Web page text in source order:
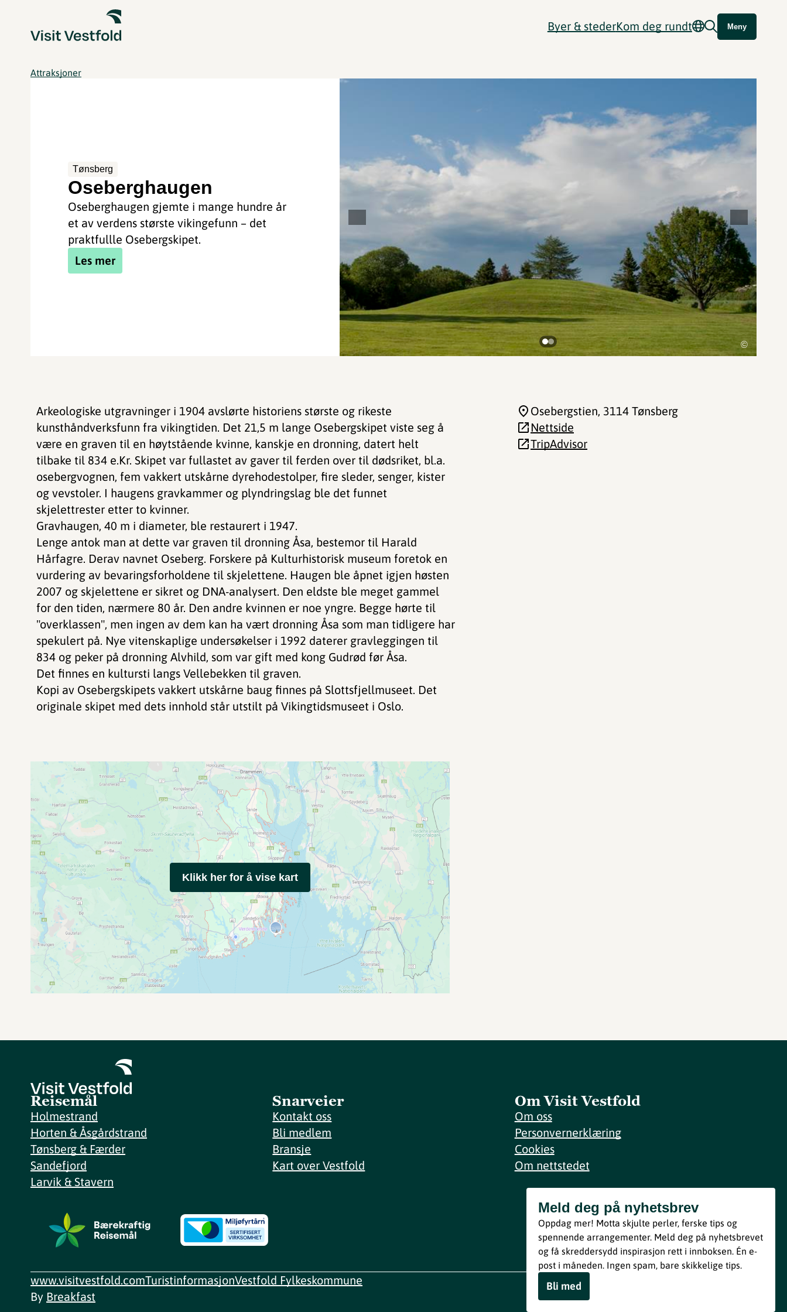
Byer & stederKom deg rundt Meny
Attraksjoner
Tønsberg
Oseberghaugen
Oseberghaugen gjemte i mange hundre år
et av verdens største vikingefunn – det
praktfullle Osebergskipet.
Les mer
©
Arkeologiske utgravninger i 1904 avslørte historiens største og rikeste
kunsthåndverksfunn fra vikingtiden. Det 21,5 m lange Osebergskipet viste seg å
være en graven til en høytstående kvinne, kanskje en dronning, datert helt
tilbake til 834 e.Kr. Skipet var fullastet av gaver til ferden over til dødsriket, bl.a.
osebergvognen, fem vakkert utskårne dyrehodestolper, fire sleder, senger, kister
og vevstoler. I haugens gravkammer og plyndringslag ble det funnet
skjelettrester etter to kvinner.
Gravhaugen, 40 m i diameter, ble restaurert i 1947.
Lenge antok man at dette var graven til dronning Åsa, bestemor til Harald
Hårfagre. Derav navnet Oseberg. Forskere på Kulturhistorisk museum foretok en
vurdering av bevaringsforholdene til skjelettene. Haugen ble åpnet igjen høsten
2007 og skjelettene er sikret og DNA-analysert. Den eldste ble meget gammel
for den tiden, nærmere 80 år. Den andre kvinnen er noe yngre. Begge hørte til
"overklassen", men ingen av dem kan ha vært dronning Åsa som man tidligere har
spekulert på. Nye vitenskaplige undersøkelser i 1992 daterer gravleggingen til
834 og peker på dronning Alvhild, som var gift med kong Gudrød før Åsa.
Det finnes en kultursti langs Vellebekken til graven.
Kopi av Osebergskipets vakkert utskårne baug finnes på Slottsfjellmuseet. Det
originale skipet med dets innhold står utstilt på Vikingtidsmuseet i Oslo.
Osebergstien, 3114 Tønsberg
Nettside
TripAdvisor
Klikk her for å vise kart
Reisemål
Holmestrand
Horten & Åsgårdstrand
Tønsberg & Færder
Sandefjord
Larvik & Stavern
Snarveier
Kontakt oss
Bli medlem
Bransje
Kart over Vestfold
Om Visit Vestfold
Om oss
Personvernerklæring
Cookies
Om nettstedet
Meld deg på nyhetsbrev
Bli med
Ved å melde deg inn godtar du våre vilkår i henhold til vår
personvernerklæring.
Meld deg på nyhetsbrev
Oppdag mer! Motta skjulte perler, ferske tips og
spennende arrangementer. Meld deg på nyhetsbrevet
og få skreddersydd inspirasjon rett i innboksen. Én e-
post i måneden. Ingen spam, bare skikkelige tips.
Bli med
www.visitvestfold.comTuristinformasjonVestfold Fylkeskommune
By Breakfast